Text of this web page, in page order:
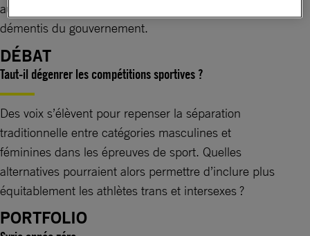
aux effets physiques réels, existent malgré les
démentis du gouvernement.
DÉBAT
Taut-il dégenrer les compétitions sportives ?
Des voix s’élèvent pour repenser la séparation
traditionnelle entre catégories masculines et
féminines dans les épreuves de sport. Quelles
alternatives pourraient alors permettre d’inclure plus
équitablement les athlètes trans et intersexes ?
PORTFOLIO